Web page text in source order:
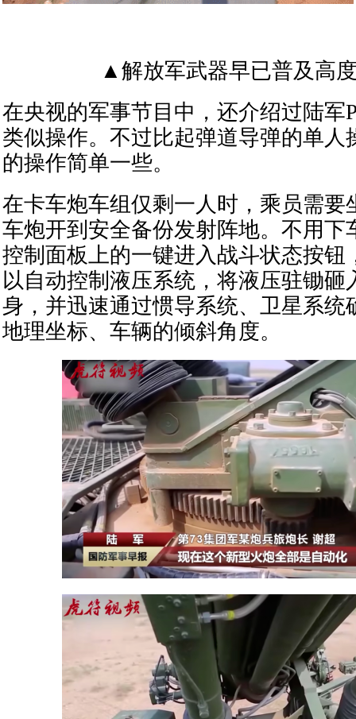
▲解放军武器早已普及高
在央视的军事节目中，还介绍过陆军
类似操作。不过比起弹道导弹的单人
的操作简单一些。
在卡车炮车组仅剩一人时，乘员需要
车炮开到安全备份发射阵地。不用下
控制面板上的一键进入战斗状态按钮
以自动控制液压系统，将液压驻锄砸
身，并迅速通过惯导系统、卫星系统
地理坐标、车辆的倾斜角度。